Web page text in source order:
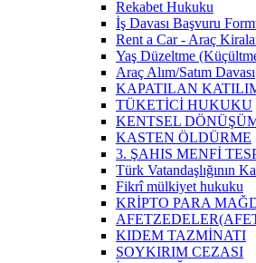
Rekabet Hukuku
İş Davası Başvuru
Rent a Car - Araç
Yaş Düzeltme
Araç Alım/Satım Davası
KAPATILAN
TÜKETİCİ HUKUKU
KENTSEL
KASTEN ÖLDÜRME
3. ŞAHIS MENFİ
Türk Vatandaşlığının
Fikrî mülkiyet hukuku
KRİPTO PARA
KIDEM TAZMİNATI
SOYKIRIM CEZASI